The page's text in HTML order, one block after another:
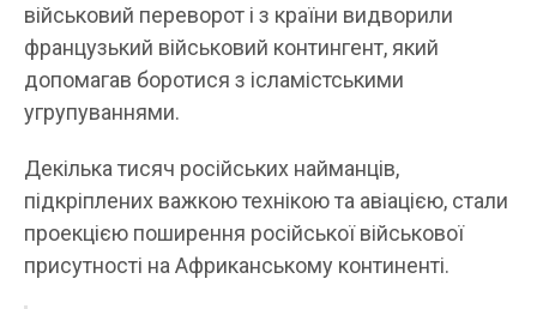
військовий переворот і з країни видворили
французький військовий контингент, який
допомагав боротися з ісламістськими
угрупуваннями.
Декілька тисяч російських найманців,
підкріплених важкою технікою та авіацією, стали
проекцією поширення російської військової
присутності на Африканському континенті.